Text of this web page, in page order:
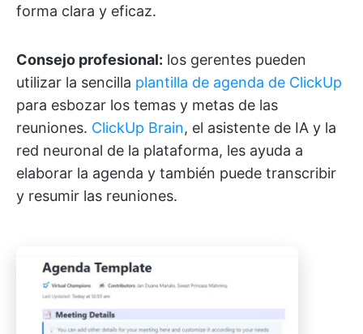
forma clara y eficaz.
Consejo profesional: los gerentes pueden
utilizar la sencilla plantilla de agenda de ClickUp
para esbozar los temas y metas de las
reuniones. ClickUp Brain, el asistente de IA y la
red neuronal de la plataforma, les ayuda a
elaborar la agenda y también puede transcribir
y resumir las reuniones.